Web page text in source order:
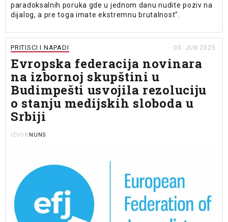
paradoksalnih poruka gde u jednom danu nudite poziv na
dijalog, a pre toga imate ekstremnu brutalnost".
PRITISCI I NAPADI 05. JUN 2025.
Evropska federacija novinara
na izbornoj skupštini u
Budimpešti usvojila rezoluciju
o stanju medijskih sloboda u
Srbiji
IZVOR NUNS